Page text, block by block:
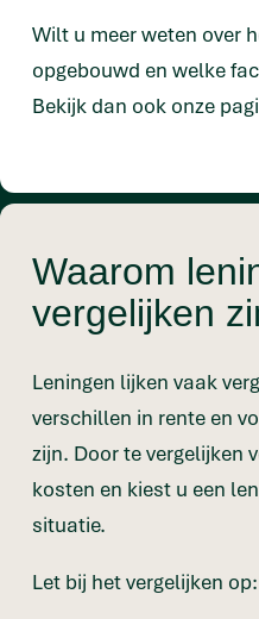
Wilt u meer weten over
opgebouwd en welke
Bekijk dan ook onze
Waarom
vergelijken
Leningen lijken vaak
verschillen in rente en
zijn. Door te vergelijken
kosten en kiest u een
situatie.
Let bij het vergelijken op: